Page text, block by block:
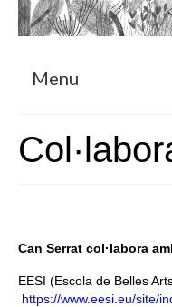
Menu
Programa de
Arxiu
Can Serrat col·labora
EESI (Escola de Belles
https://www.eesi.eu/site/